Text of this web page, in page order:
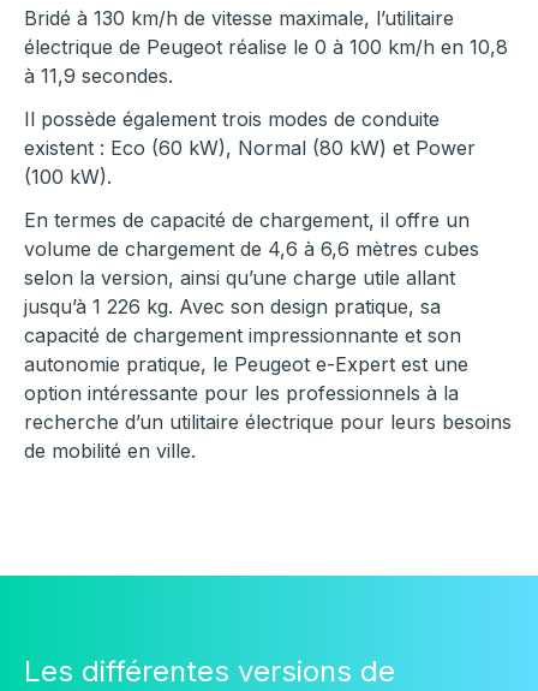
Bridé à 130 km/h de vitesse maximale, l’utilitaire
électrique de Peugeot réalise le 0 à 100 km/h en 10,8
à 11,9 secondes.
Il possède également trois modes de conduite
existent : Eco (60 kW), Normal (80 kW) et Power
(100 kW).
En termes de capacité de chargement, il offre un
volume de chargement de 4,6 à 6,6 mètres cubes
selon la version, ainsi qu’une charge utile allant
jusqu’à 1 226 kg. Avec son design pratique, sa
capacité de chargement impressionnante et son
autonomie pratique, le Peugeot e-Expert est une
option intéressante pour les professionnels à la
recherche d’un utilitaire électrique pour leurs besoins
de mobilité en ville.
Les différentes versions de